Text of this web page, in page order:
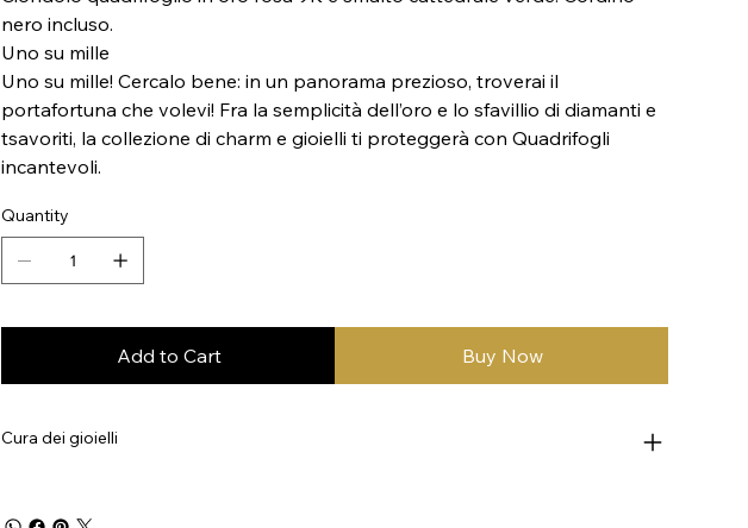
nero incluso.
Uno su mille
Uno su mille! Cercalo bene: in un panorama prezioso, troverai il
portafortuna che volevi! Fra la semplicità dell’oro e lo sfavillio di diamanti e
tsavoriti, la collezione di charm e gioielli ti proteggerà con Quadrifogli
incantevoli.
Quantity
Add to Cart Buy Now
Cura dei gioielli